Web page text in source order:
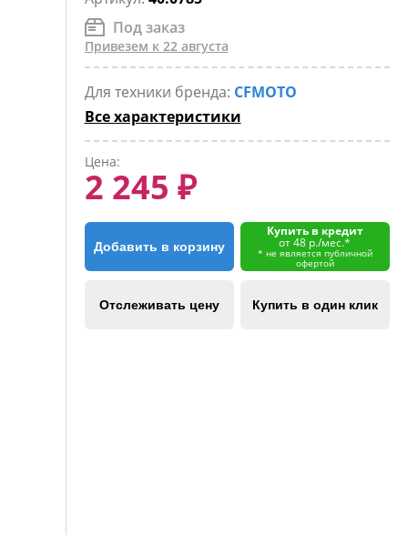
Под заказ
Привезем к 22 августа
Для техники бренда: CFMOTO
Все характеристики
Цена:
2 245 ₽
Добавить в корзину
Купить в кредит
от 48 р./мес.*
* не является публичной
офертой
Отслеживать цену Купить в один клик